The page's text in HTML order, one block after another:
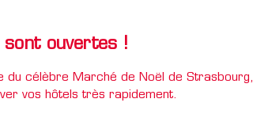
ouvertes !
célèbre Marché de Noël de Strasbourg,
vos hôtels très rapidement.